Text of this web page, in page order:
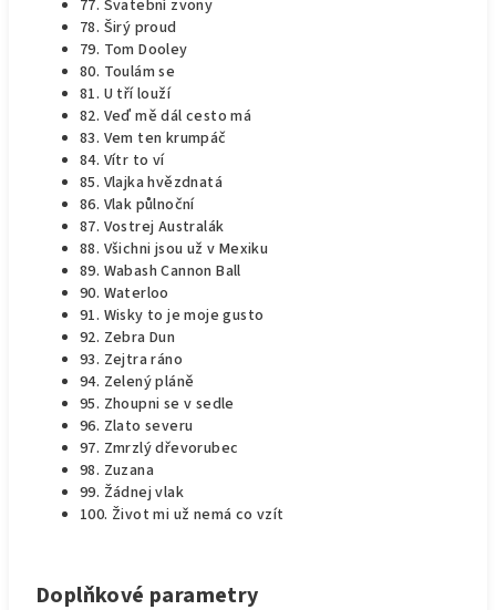
77. Svatební zvony
78. Širý proud
79. Tom Dooley
80. Toulám se
81. U tří louží
82. Veď mě dál cesto má
83. Vem ten krumpáč
84. Vítr to ví
85. Vlajka hvězdnatá
86. Vlak půlnoční
87. Vostrej Australák
88. Všichni jsou už v Mexiku
89. Wabash Cannon Ball
90. Waterloo
91. Wisky to je moje gusto
92. Zebra Dun
93. Zejtra ráno
94. Zelený pláně
95. Zhoupni se v sedle
96. Zlato severu
97. Zmrzlý dřevorubec
98. Zuzana
99. Žádnej vlak
100. Život mi už nemá co vzít
Doplňkové parametry